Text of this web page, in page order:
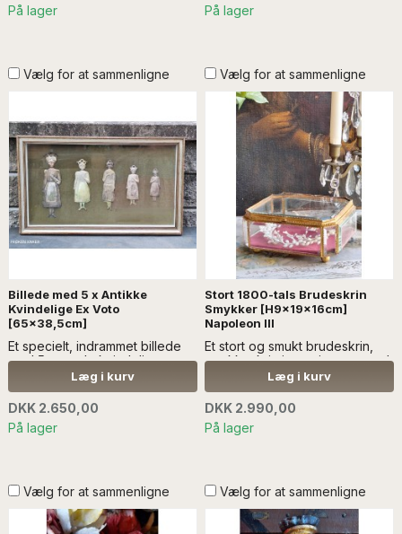
På lager
På lager
Vælg for at sammenligne
Billede med 5 x Antikke
Kvindelige Ex Voto
[65x38,5cm]
Et specielt, indrammet billede
med 5 x gamle kvindelige ex
voto i sølv....Læs mere SÆLGES
UDEN ANDEN DEKORATION Det
kan sendes, men ikke med
store, tunge varer. Kontak
venligst på e-mail ved
Læg i kurv
DKK 2.650,00
På lager
Vælg for at sammenligne
Stort 1800-tals Brudeskrin
Smykker [H9x19x16cm]
Napoleon lll
Et stort og smukt brudeskrin,
smykkeskrin i messing, og med
facetslebne glas...Læs mere
SÆLGES UDEN ANDEN
DEKORATION (*Napoleon III
periode: 1848-1870)
Læg i kurv
DKK 2.990,00
På lager
Vælg for at sammenligne Vælg for at sammenligne